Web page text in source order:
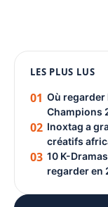
PUBLICITÉ
LES PLUS LUS
01 Où regarder
Champions
02 Inoxtag a
créatifs
03 10 K-
regarder en